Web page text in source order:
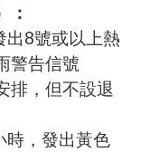
：
出8號或以上熱
警告信號
排，但不設退
時，發出黃色